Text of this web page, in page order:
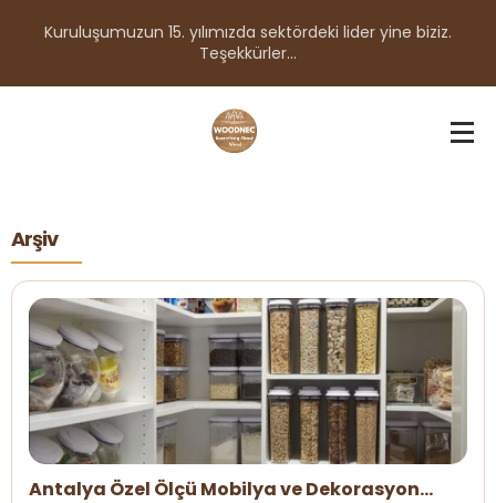
Kuruluşumuzun 15. yılımızda sektördeki lider yine biziz.
Teşekkürler...
Arşiv
Antalya Özel Ölçü Mobilya ve Dekorasyon